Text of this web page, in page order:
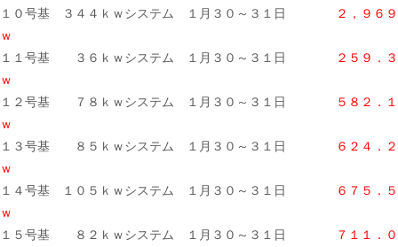
１０号基 ３４４ｋｗシステム １月３０～３１日
２，９６
ｗ
１１号基 ３６ｋｗシステム １月３０～３１日
２５９．
ｗ
１２号基 ７８ｋｗシステム １月３０～３１日
５８２．
ｗ
１３号基 ８５ｋｗシステム １月３０～３１日
６２４．
ｗ
１４号基 １０５ｋｗシステム １月３０～３１日
６７５．
ｗ
１５号基 ８２ｋｗシステム １月３０～３１日
７１１．